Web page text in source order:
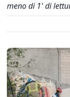
meno di 1' di